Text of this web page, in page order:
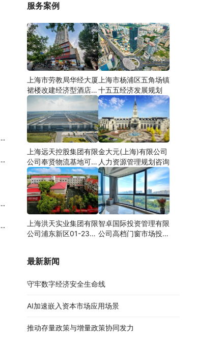
服务案例
上海市劳教局华经大厦
裙楼改建经济型酒店可
研
上海市杨浦区五角场镇
十五五经济发展规划
上海远天控股集团有限
公司奉贤物流基地可行
性研究
金大元(上海)有限公司
人力资源管理规划咨询
上海洪天实业集团有限
公司浦东新区01-23地
智卓国际投资管理有限
公司高档门窗市场投资
最新新闻
守牢数字经济安全生命线
AI加速嵌入资本市场应用场景
推动存量政策与增量政策协同发力